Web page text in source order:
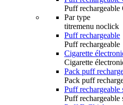
Puff rechargeable
Par type
titremenu noclick
Puff rechargeable
Puff rechargeable
Cigarette
Cigarette
Pack puff
Pack puff
Puff rechargeable
Puff rechargeable